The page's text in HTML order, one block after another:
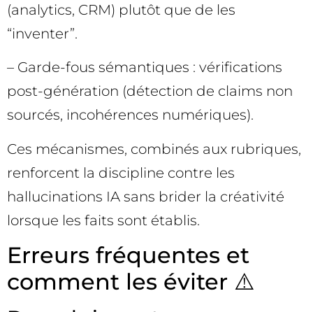
(analytics, CRM) plutôt que de les
“inventer”.
– Garde-fous sémantiques : vérifications
post-génération (détection de claims non
sourcés, incohérences numériques).
Ces mécanismes, combinés aux rubriques,
renforcent la discipline contre les
hallucinations IA sans brider la créativité
lorsque les faits sont établis.
Erreurs fréquentes et
comment les éviter ⚠️